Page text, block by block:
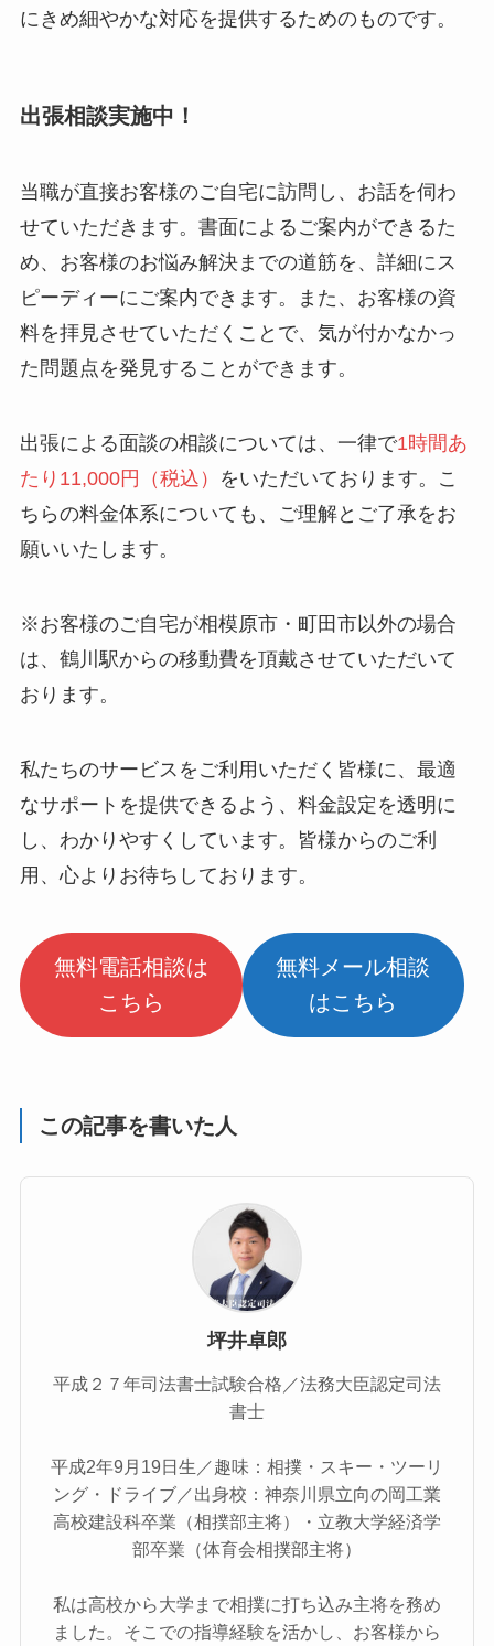
にきめ細やかな対応を提供するためのものです。
出張相談実施中！
当職が直接お客様のご自宅に訪問し、お話を伺わ
せていただきます。書面によるご案内ができるた
め、お客様のお悩み解決までの道筋を、詳細にス
ピーディーにご案内できます。また、お客様の資
料を拝見させていただくことで、気が付かなかっ
た問題点を発見することができます。
出張による面談の相談については、一律で1時間あ
たり11,000円（税込）
をいただいております。こ
ちらの料金体系についても、ご理解とご了承をお
願いいたします。
※お客様のご自宅が相模原市・町田市以外の場合
は、鶴川駅からの移動費を頂戴させていただいて
おります。
私たちのサービスをご利用いただく皆様に、最適
なサポートを提供できるよう、料金設定を透明に
し、わかりやすくしています。皆様からのご利
用、心よりお待ちしております。
無料電話相談は
こちら
無料メール相談
はこちら
この記事を書いた人
坪井卓郎
平成２７年司法書士試験合格／法務大臣認定司法
書士
平成2年9月19日生／趣味：相撲・スキー・ツーリ
ング・ドライブ／出身校：神奈川県立向の岡工業
高校建設科卒業（相撲部主将）・立教大学経済学
部卒業（体育会相撲部主将）
私は高校から大学まで相撲に打ち込み主将を務め
ました。そこでの指導経験を活かし、お客様から